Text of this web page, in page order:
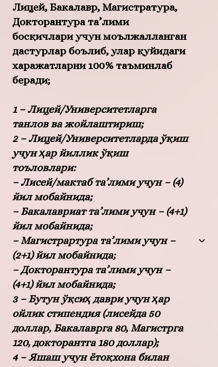
Лицей, Бакалавр, Магистратура,
Докторантура та’лими
босқичлари учун моължалланган
дастурлар боълиб, улар қуйидаги
харажатларни 100% таъминлаб
беради;
1 – Лицей/Университетларга
танлов ва жойлаштириш;
2 – Лицей/Университетларда ўқиш
учун ҳар йиллик ўқиш
тоъловлари:
– Лисей/мактаб та’лими учун – (4)
йил мобайнида;
– Бакалавриат та’лими учун – (4+1)
йил мобайнида;
– Магистрартура та’лими учун –
(2+1) йил мобайнида;
– Докторантура та’лими учун –
(4+1) йил мобайнида;
3 – Бутун ўқсиҳ даври учун ҳар
ойлик стипендия (лисейда 50
доллар, Бакалаврга 80, Магистрга
120, докторантга 180 доллар);
4 – Яшаш учун ётоқхона билан